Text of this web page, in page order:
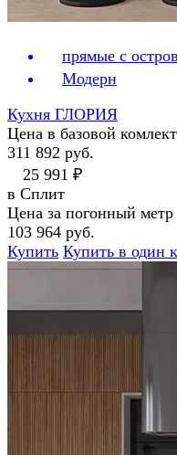
прямые с
Модерн
Кухня ГЛОРИЯ
Цена в базовой
311 892 руб.
25 991 ₽
в Сплит
Цена за погонный метр
103 964 руб.
Купить Купить в один